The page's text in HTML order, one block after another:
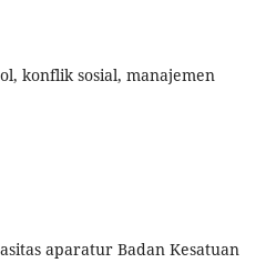
konflik sosial, manajemen
aparatur Badan Kesatuan